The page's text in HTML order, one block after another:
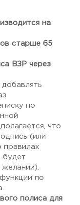
на
старше 65
ВЗР через
по
что
(или
правилах
будет
по
полиса для